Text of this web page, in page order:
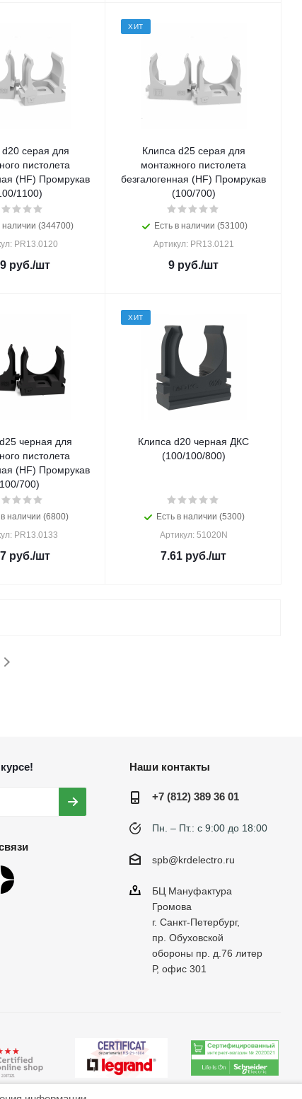
d20 серая для
пистолета
(HF) Промрукав
1100)
наличии (344700)
PR13.0120
руб./шт
ХИТ
Клипса d25 серая для
монтажного пистолета
безгалогенная (HF) Промрукав
(100/700)
Есть в наличии (53100)
Артикул: PR13.0121
9 руб./шт
черная для
пистолета
(HF) Промрукав
700)
в наличии (6800)
PR13.0133
руб./шт
ХИТ
Клипса d20 черная ДКС
(100/100/800)
Есть в наличии (5300)
Артикул: 51020N
7.61 руб./шт
Наши контакты
+7 (812) 389 36 01
Пн. – Пт.: с 9:00 до 18:00
spb@krdelectro.ru
БЦ Мануфактура
Громова
г. Санкт-Петербург,
пр. Обуховской
обороны пр. д.76 литер
Р, офис 301